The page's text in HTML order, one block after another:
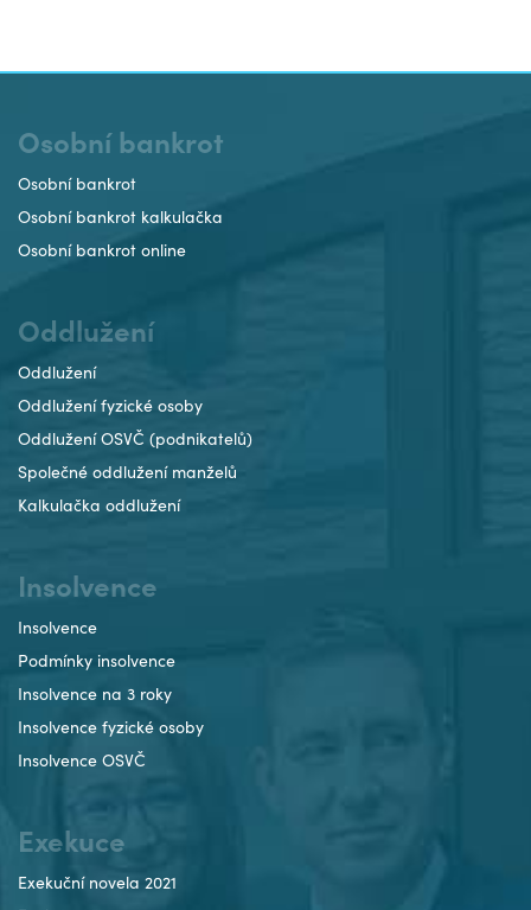
Osobní bankrot
Osobní bankrot
Osobní bankrot kalkulačka
Osobní bankrot online
Oddlužení
Oddlužení
Oddlužení fyzické osoby
Oddlužení OSVČ (podnikatelů)
Společné oddlužení manželů
Kalkulačka oddlužení
Insolvence
Insolvence
Podmínky insolvence
Insolvence na 3 roky
Insolvence fyzické osoby
Insolvence OSVČ
Exekuce
Exekuční novela 2021